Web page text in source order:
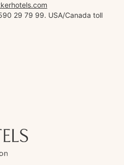
29 79 99. USA/Canada toll